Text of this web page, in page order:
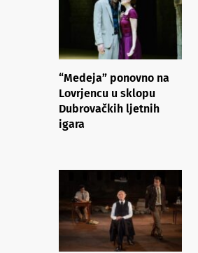
“Medeja” ponovno na
Lovrjencu u sklopu
Dubrovačkih ljetnih
igara